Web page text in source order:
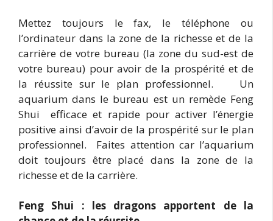
Mettez toujours le fax, le téléphone ou
l’ordinateur dans la zone de la richesse et de la
carrière de votre bureau (la zone du sud-est de
votre bureau) pour avoir de la prospérité et de
la réussite sur le plan professionnel. Un
aquarium dans le bureau est un remède Feng
Shui efficace et rapide pour activer l’énergie
positive ainsi d’avoir de la prospérité sur le plan
professionnel. Faites attention car l’aquarium
doit toujours être placé dans la zone de la
richesse et de la carrière.
Feng Shui : les dragons apportent de la